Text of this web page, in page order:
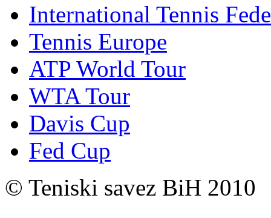
International Tennis
Tennis Europe
ATP World Tour
WTA Tour
Davis Cup
Fed Cup
© Teniski savez BiH 2010